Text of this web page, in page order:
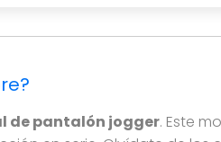
de pantalón jogger. Este